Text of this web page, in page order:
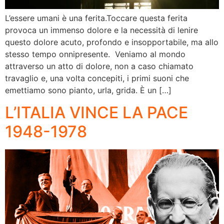
L’essere umani è una ferita.Toccare questa ferita
provoca un immenso dolore e la necessità di lenire
questo dolore acuto, profondo e insopportabile, ma allo
stesso tempo onnipresente. Veniamo al mondo
attraverso un atto di dolore, non a caso chiamato
travaglio e, una volta concepiti, i primi suoni che
emettiamo sono pianto, urla, grida. È un […]
L’ITALIA VINCE LA PACE
1948-1978